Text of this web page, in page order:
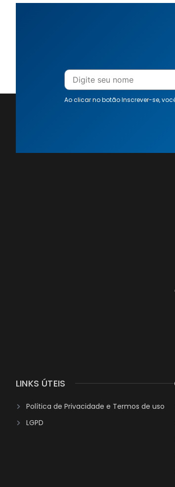
Ao clicar no botão Inscrever-se,
LINKS ÚTEIS
Política de Privacidade e Termos de uso
LGPD